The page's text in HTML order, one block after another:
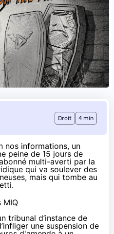
Droit 4 min
nos informations, un
peine de 15 jours de
multi-averti par la
qui va soulever des
mais qui tombe au
tribunal d’instance de
une suspension de